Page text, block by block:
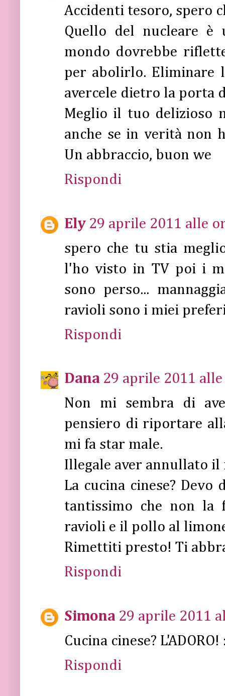
Accidenti tesoro, spero
Quello del nucleare
mondo dovrebbe
per abolirlo. Eliminare
avercele dietro la porta
Meglio il tuo delizioso
anche se in verità non
Un abbraccio, buon we
Rispondi
Ely 29 aprile 2011 alle
spero che tu stia
l'ho visto in TV poi i
sono perso...
ravioli sono i miei
Rispondi
Dana 29 aprile 2011
Non mi sembra di
pensiero di riportare
mi fa star male.
Illegale aver annullato
La cucina cinese?
tantissimo che non la
ravioli e il pollo al
Rimettiti presto! Ti
Rispondi
Simona 29 aprile 2011
Cucina cinese?
Rispondi